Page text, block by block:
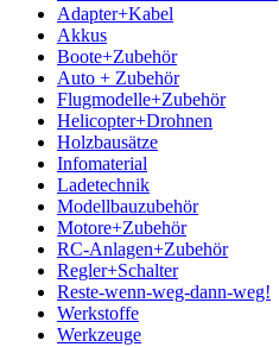
Adapter+Kabel
Akkus
Boote+Zubehör
Auto + Zubehör
Flugmodelle+Zubehör
Helicopter+Drohnen
Holzbausätze
Infomaterial
Ladetechnik
Modellbauzubehör
Motore+Zubehör
RC-Anlagen+Zubehör
Regler+Schalter
Reste-wenn-weg-dann-weg!
Werkstoffe
Werkzeuge